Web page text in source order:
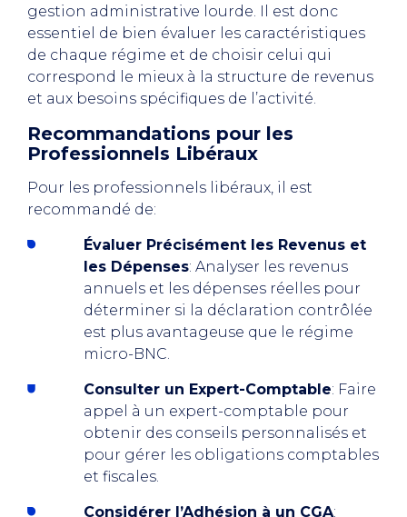
gestion administrative lourde. Il est donc
essentiel de bien évaluer les caractéristiques
de chaque régime et de choisir celui qui
correspond le mieux à la structure de revenus
et aux besoins spécifiques de l’activité.
Recommandations pour les
Professionnels Libéraux
Pour les professionnels libéraux, il est
recommandé de:
Évaluer Précisément les Revenus et
les Dépenses: Analyser les revenus
annuels et les dépenses réelles pour
déterminer si la déclaration contrôlée
est plus avantageuse que le régime
micro-BNC.
Consulter un Expert-Comptable: Faire
appel à un expert-comptable pour
obtenir des conseils personnalisés et
pour gérer les obligations comptables
et fiscales.
Considérer l’Adhésion à un CGA: